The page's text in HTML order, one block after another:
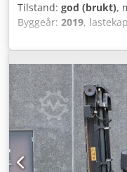
Tilstand: god (brukt),
Byggeår: 2019,
gaffellengde:2 400
bredde:1 838 mm,
utstyrsfunksjoner:
Warning triangle,
battery, Utstyr:
Hjul type – Drifthjul:
type – Styrehjul:
Hjulstørrelse –